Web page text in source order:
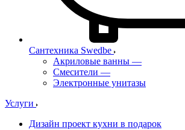
Сантехника Swedbe
Акриловые ванны —
Смесители —
Электронные унитазы
Услуги
Дизайн проект кухни в подарок